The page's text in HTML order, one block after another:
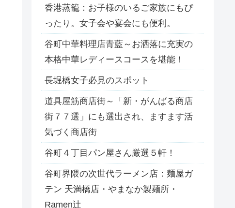
香港蒸籠：お子様のいるご家族にもぴ
ったり。女子会や宴会にも便利。
谷町中華料理店青藍～お洒落に充実の
本格中華レディースコースを堪能！
長堀橋女子必見のスポット
道具屋筋商店街～「新・がんばる商店
街７７選」にも選出され、ますます活
気づく商店街
谷町４丁目パン屋さん厳選５軒！
谷町界隈の次世代ラーメン店：麺屋ガ
テン 天満橋店・やまなか製麺所・
Ramen辻